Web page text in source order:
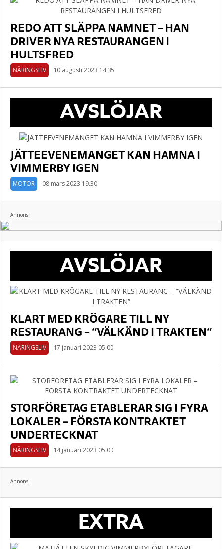
REDO ATT SLÄPPA NAMNET – HAN
DRIVER NYA RESTAURANGEN I
HULTSFRED
NÄRINGSLIV 10 augusti 2023 14.35
AVSLÖJAR
JÄTTEEVENEMANGET KAN HAMNA I
VIMMERBY IGEN
MOTOR 08 mars 2023 19.30
Annons:
AVSLÖJAR
KLART MED KRÖGARE TILL NY
RESTAURANG – ”VÄLKÄND I TRAKTEN”
NÄRINGSLIV 17 januari 2023 05.00
STORFÖRETAG ETABLERAR SIG I FYRA
LOKALER – FÖRSTA KONTRAKTET
UNDERTECKNAT
NÄRINGSLIV 14 januari 2023 05.00
Annons:
EXTRA